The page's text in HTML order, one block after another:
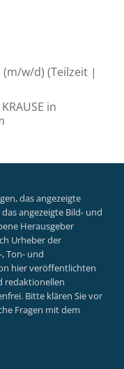
w/d) (Teilzeit |
in
das angezeigte
angezeigte Bild- und
Herausgeber
Urheber der
Ton- und
hier veröffentlichten
redaktionellen
Bitte klären Sie vor
Fragen mit dem